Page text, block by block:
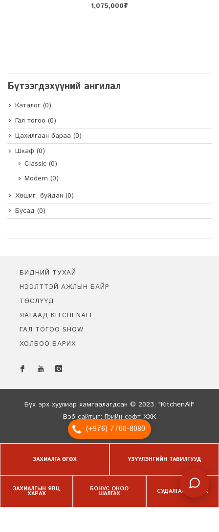
1,075,000₮
Бүтээгдэхүүний ангилал
Каталог (0)
Гал тогоо (0)
Цахилгаан бараа (0)
Шкаф (0)
Classic (0)
Modern (0)
Хөшиг, буйдан (0)
Бусад (0)
БИДНИЙ ТУХАЙ
НЭЭЛТТЭЙ АЖЛЫН БАЙР
ТӨСЛҮҮД
ЯАГААД KITCHENALL
ГАЛ ТОГОО SHOW
ХОЛБОО БАРИХ
ЗАХИАЛГА ӨГӨХ ҮЗҮҮЛЭНГИЙН ТАВИЛГУУД
ЗАХИАЛГЫН ЯВЦ
ХАРАХ
БОНУС ОНОО
ШАЛГАХ СУДАЛГАА БӨГЛӨХ
Бүх эрх хуулиар хамгаалагдсан © 2023. "KitchenAll"
Вэб сайтыг: Грийн софт ХХК
Дуудлагын төв
(+976) 7700-8080